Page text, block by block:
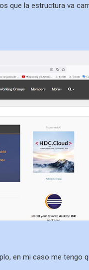
que la estructura va
en mi caso me tengo